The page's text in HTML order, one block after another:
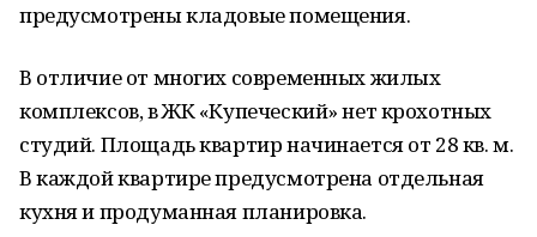
предусмотрены кладовые помещения.
В отличие от многих современных жилых
комплексов, в ЖК «Купеческий» нет крохотных
студий. Площадь квартир начинается от 28 кв. м.
В каждой квартире предусмотрена отдельная
кухня и продуманная планировка.